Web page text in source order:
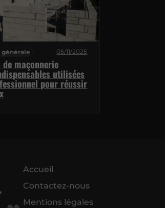
générale 05/11/2025
de maçonnerie
utilisées
pour réussir
Accueil
Contactez-nous
Mentions légales